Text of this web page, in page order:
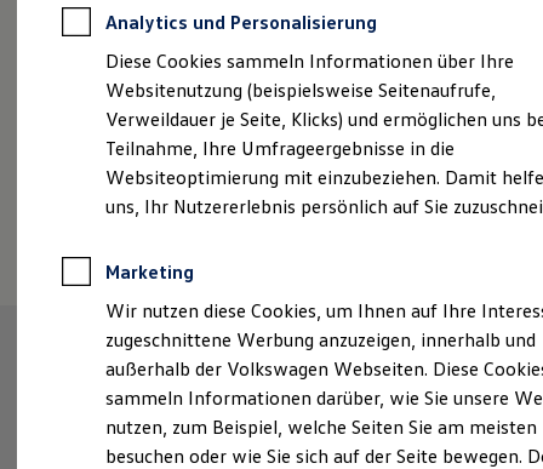
Autokredit mit Schlussrate
Versicherungen und Garantien
Kfz-Versicherung
Restschuldversicherungen
Garantien
Wartungsverträge
Geschäftskunden
Professional Class bei Volkswagen
Großkunden
Behörden
Anpfiff zum Gewinn
Elektroautos
ID. Tutorials
Elektrofahrzeugkonzepte
Reichweite
Reichweite der ID. Modelle
Reichweite im Winter
Analytics und Personalisierung
Diese Cookies sammeln Informationen über Ihre
Websitenutzung (beispielsweise Seitenaufrufe,
Verweildauer je Seite, Klicks) und ermöglichen uns
Teilnahme, Ihre Umfrageergebnisse in die
Websiteoptimierung mit einzubeziehen. Damit
uns, Ihr Nutzererlebnis persönlich auf Sie
Marketing
Wir nutzen diese Cookies, um Ihnen auf Ihre
zugeschnittene Werbung anzuzeigen, innerhalb und
außerhalb der Volkswagen Webseiten. Diese
sammeln Informationen darüber, wie Sie unsere
nutzen, zum Beispiel, welche Seiten Sie am meisten
besuchen oder wie Sie sich auf der Seite bewegen.